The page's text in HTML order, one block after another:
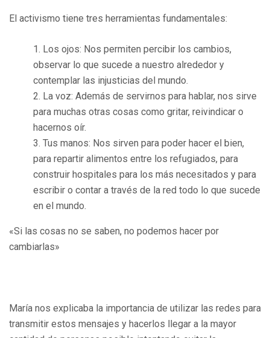
El activismo tiene tres herramientas fundamentales:
Los ojos: Nos permiten percibir los cambios,
observar lo que sucede a nuestro alrededor y
contemplar las injusticias del mundo.
La voz: Además de servirnos para hablar, nos sirve
para muchas otras cosas como gritar, reivindicar o
hacernos oír.
Tus manos: Nos sirven para poder hacer el bien,
para repartir alimentos entre los refugiados, para
construir hospitales para los más necesitados y para
escribir o contar a través de la red todo lo que sucede
en el mundo.
«Si las cosas no se saben, no podemos hacer por
cambiarlas»
María nos explicaba la importancia de utilizar las redes para
transmitir estos mensajes y hacerlos llegar a la mayor